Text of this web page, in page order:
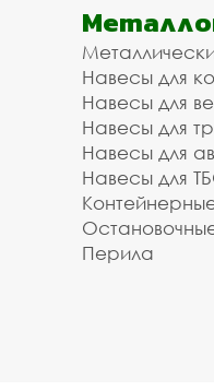
Навесы для
Навесы для
Навесы для
Навесы для
Навесы для
Перила